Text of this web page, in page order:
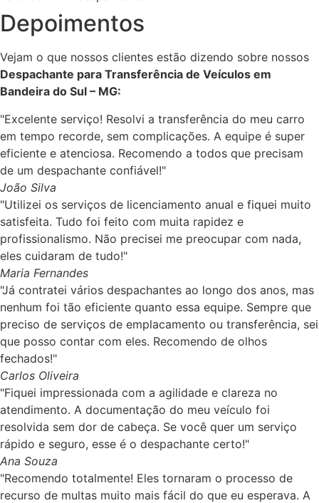
Depoimentos
Vejam o que nossos clientes estão dizendo sobre nossos
Despachante para Transferência de Veículos em
Bandeira do Sul – MG:
"Excelente serviço! Resolvi a transferência do meu carro
em tempo recorde, sem complicações. A equipe é super
eficiente e atenciosa. Recomendo a todos que precisam
de um despachante confiável!"
João Silva
"Utilizei os serviços de licenciamento anual e fiquei muito
satisfeita. Tudo foi feito com muita rapidez e
profissionalismo. Não precisei me preocupar com nada,
eles cuidaram de tudo!"
Maria Fernandes
"Já contratei vários despachantes ao longo dos anos, mas
nenhum foi tão eficiente quanto essa equipe. Sempre que
preciso de serviços de emplacamento ou transferência, sei
que posso contar com eles. Recomendo de olhos
fechados!"
Carlos Oliveira
"Fiquei impressionada com a agilidade e clareza no
atendimento. A documentação do meu veículo foi
resolvida sem dor de cabeça. Se você quer um serviço
rápido e seguro, esse é o despachante certo!"
Ana Souza
"Recomendo totalmente! Eles tornaram o processo de
recurso de multas muito mais fácil do que eu esperava. A